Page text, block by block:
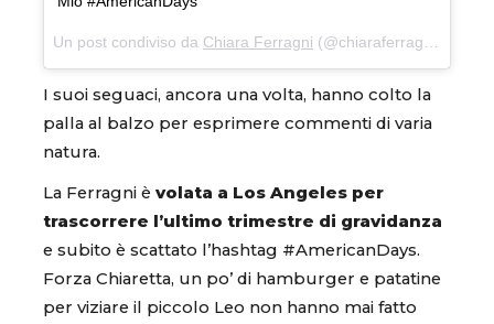
Un post condiviso da Chiara Ferragni (@chiaraferragni) in data:
I suoi seguaci, ancora una volta, hanno colto la
palla al balzo per esprimere commenti di varia
natura.
La Ferragni è volata a Los Angeles per
trascorrere l’ultimo trimestre di gravidanza
e subito è scattato l’hashtag #AmericanDays.
Forza Chiaretta, un po’ di hamburger e patatine
per viziare il piccolo Leo non hanno mai fatto